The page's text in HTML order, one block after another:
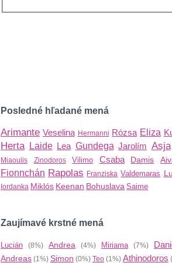
Posledné hľadané mená
Arimante Veselina Hermanni Rózsa Eliza
Herta Laide Lea Gundega Jarolím Asja
Miaoulis Zinodoros Vilimo Csaba Damis
Fionnchán Rapolas Franziska Valdemaras
Iordanka Miklós Keenan Bohuslava Saime
Zaujímavé krstné mená
Lucián (8%) Andrea (4%) Miriama(7%)
Andreas (1%) Simon (0%) Teo (1%) Athinodoros